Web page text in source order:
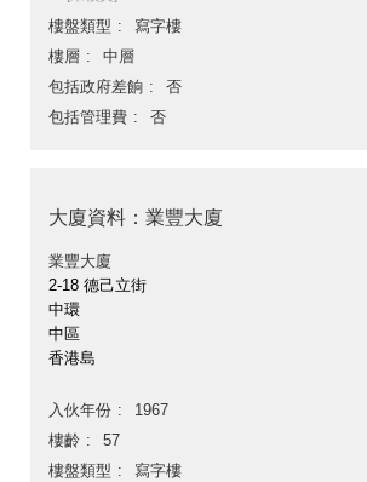
樓盤類型
寫字樓
樓層
中層
包括政府差餉
否
包括管理費
否
大廈資料：業豐大廈
業豐大廈
2-18 德己立街
中環
中區
香港島
入伙年份
1967
樓齡
57
樓盤類型
寫字樓